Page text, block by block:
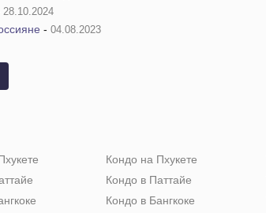
28.10.2024
- 04.08.2023
Кондо на Пхукете
Кондо в Паттайе
Кондо в Бангкоке